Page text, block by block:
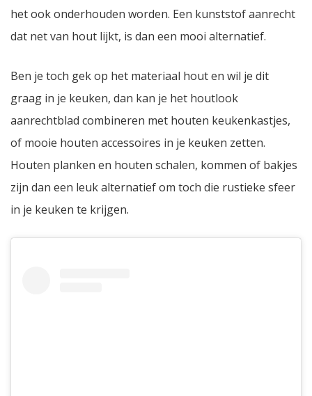
het ook onderhouden worden. Een kunststof aanrecht
dat net van hout lijkt, is dan een mooi alternatief.
Ben je toch gek op het materiaal hout en wil je dit
graag in je keuken, dan kan je het houtlook
aanrechtblad combineren met houten keukenkastjes,
of mooie houten accessoires in je keuken zetten.
Houten planken en houten schalen, kommen of bakjes
zijn dan een leuk alternatief om toch die rustieke sfeer
in je keuken te krijgen.